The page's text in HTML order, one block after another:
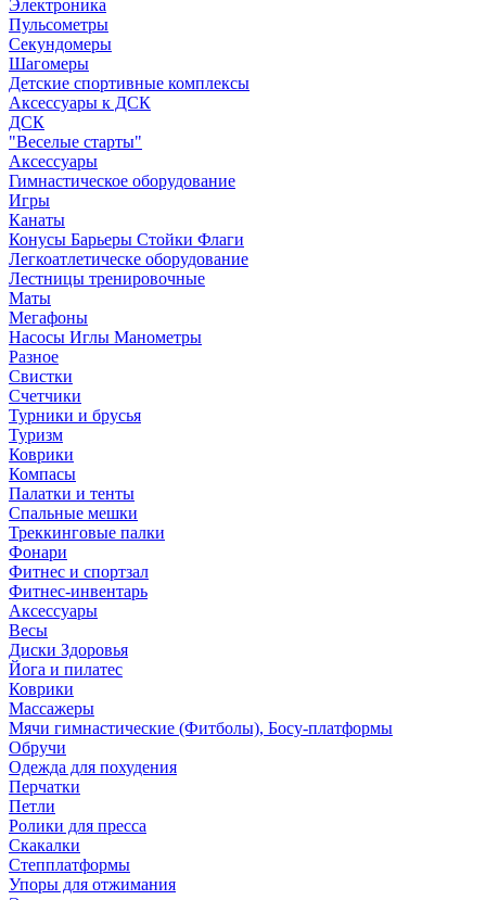
Электроника
Пульсометры
Секундомеры
Шагомеры
Детские спортивные комплексы
Аксессуары к ДСК
ДСК
"Веселые старты"
Аксессуары
Гимнастическое оборудование
Игры
Канаты
Конусы Барьеры Стойки Флаги
Легкоатлетическе оборудование
Лестницы тренировочные
Маты
Мегафоны
Насосы Иглы Манометры
Разное
Свистки
Счетчики
Турники и брусья
Туризм
Коврики
Компасы
Палатки и тенты
Спальные мешки
Треккинговые палки
Фонари
Фитнес и спортзал
Фитнес-инвентарь
Аксессуары
Весы
Диски Здоровья
Йога и пилатес
Коврики
Массажеры
Мячи гимнастические (Фитболы), Босу-платформы
Обручи
Одежда для похудения
Перчатки
Петли
Ролики для пресса
Скакалки
Степплатформы
Упоры для отжимания